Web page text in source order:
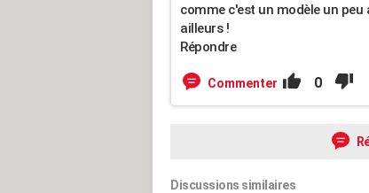
comme c'est un modèle un peu
ailleurs !
Répondre
Commenter 0
Discussions similaires